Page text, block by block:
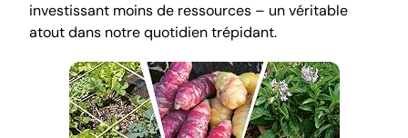
investissant moins de ressources – un véritable
atout dans notre quotidien trépidant.